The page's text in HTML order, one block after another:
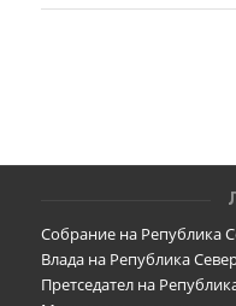
Собрание на Република
Влада на Република
Претседател на